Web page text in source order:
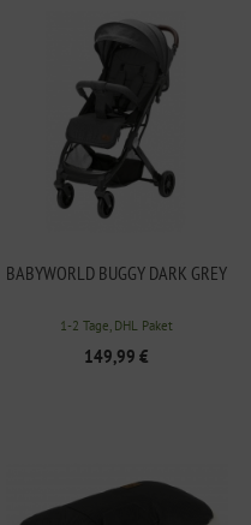
BABYWORLD BUGGY DARK GREY
1-2 Tage, DHL Paket
149,99 €